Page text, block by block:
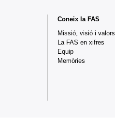
Coneix la FAS
Missió, visió i valors
La FAS en xifres
Equip
Memòries